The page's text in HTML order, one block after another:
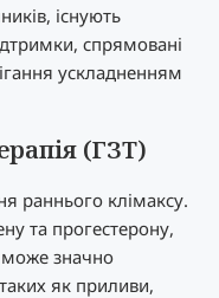
існують
спрямовані
ускладненням
(ГЗТ)
раннього клімаксу.
та прогестерону,
може значно
як приливи,